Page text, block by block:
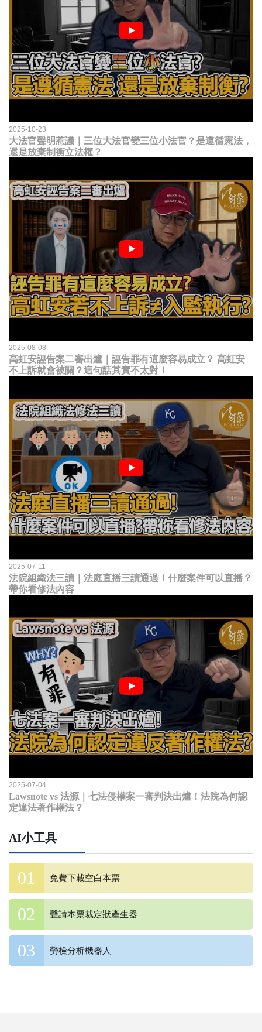
2025-10-23
大法官聲明惹議｜三位大法官變三位小法官？是遵循憲法，
還是放棄制衡立法權？
2025-08-08
高虹安誣告案二審出爐｜誣告罪有這麼容易成立？ 高虹安
不上訴就會被關？這句話其實不太對！
2025-07-11
法院組織法三讀｜法庭直播三讀通過！什麼案件可以直播？
帶你看修法內容
2025-07-04
Lawsnote vs 法源｜七法侵權案一審判決出爐！法院為何認
定違法著作權法？
AI小工具
免費下載空白本票
聲請本票裁定狀產生器
勞檢分析機器人